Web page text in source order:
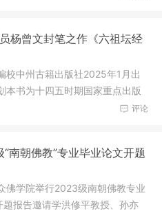
杨曾文封笔之作《六祖坛经
校中州古籍出版社2025年1月出
本书为十四五时期国家重点出版
评论
南朝佛教”专业毕业论文开题
佛学院举行2023级南朝佛教专业
报告邀请学洪修平教授、孙亦